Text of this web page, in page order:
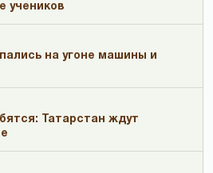
учеников
на угоне машины и
Татарстан ждут